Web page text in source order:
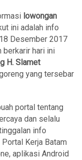
lowongan
ini adalah info
Desember 2017
berkarir hari ini
H. Slamet
yang tersebar
portal tentang
dan selalu
info
Kerja Batam
aplikasi Android